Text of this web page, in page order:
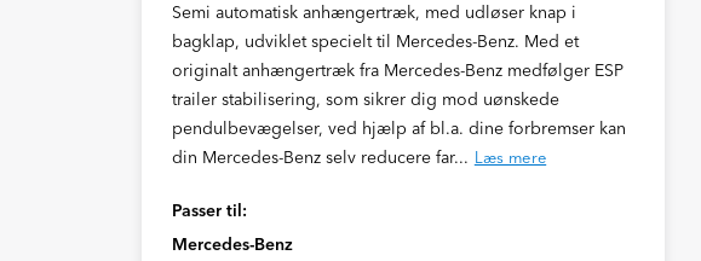
Semi automatisk anhængertræk, med udløser knap i
bagklap, udviklet specielt til Mercedes-Benz. Med et
originalt anhængertræk fra Mercedes-Benz medfølger ESP
trailer stabilisering, som sikrer dig mod uønskede
pendulbevægelser, ved hjælp af bl.a. dine forbremser kan
din Mercedes-Benz selv reducere far... Læs mere
Passer til:
Mercedes-Benz